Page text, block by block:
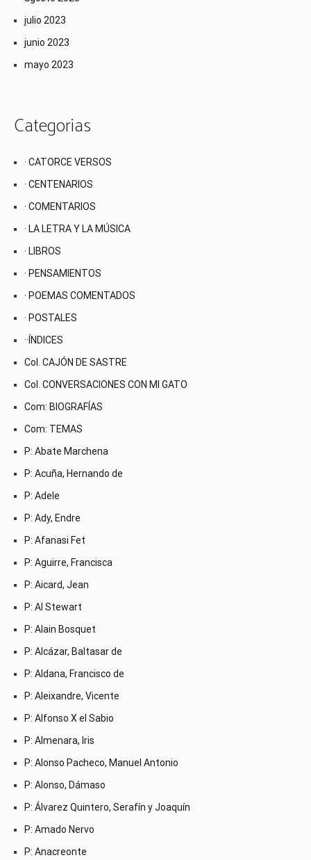
julio 2023
junio 2023
mayo 2023
Categorias
· CATORCE VERSOS
· CENTENARIOS
· COMENTARIOS
· LA LETRA Y LA MÚSICA
· LIBROS
· PENSAMIENTOS
· POEMAS COMENTADOS
· POSTALES
··ÍNDICES
Col. CAJÓN DE SASTRE
Col. CONVERSACIONES CON MI GATO
Com: BIOGRAFÍAS
Com: TEMAS
P: Abate Marchena
P: Acuña, Hernando de
P: Adele
P: Ady, Endre
P: Afanasi Fet
P: Aguirre, Francisca
P: Aicard, Jean
P: Al Stewart
P: Alain Bosquet
P: Alcázar, Baltasar de
P: Aldana, Francisco de
P: Aleixandre, Vicente
P: Alfonso X el Sabio
P: Almenara, Iris
P: Alonso Pacheco, Manuel Antonio
P: Alonso, Dámaso
P: Álvarez Quintero, Serafín y Joaquín
P: Amado Nervo
P: Anacreonte